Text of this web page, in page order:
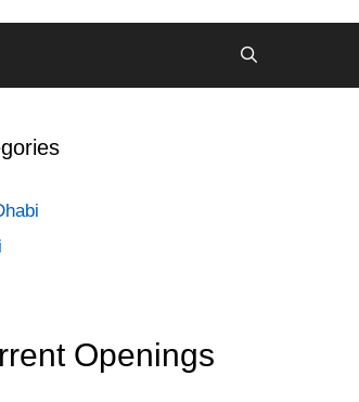
Openings